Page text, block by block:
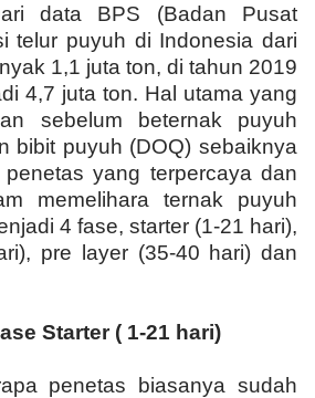
data BPS (Badan Pusat
telur puyuh di Indonesia dari
1,1 juta ton, di tahun 2019
4,7 juta ton. Hal utama yang
sebelum beternak puyuh
bibit puyuh (DOQ) sebaiknya
yang terpercaya dan
memelihara ternak puyuh
4 fase, starter (1-21 hari),
pre layer (35-40 hari) dan
Starter ( 1-21 hari)
penetas biasanya sudah